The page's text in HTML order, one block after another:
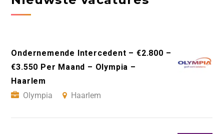
Ondernemende Intercedent – €2.800 –
€3.550 Per Maand – Olympia –
Haarlem
Olympia
Haarlem